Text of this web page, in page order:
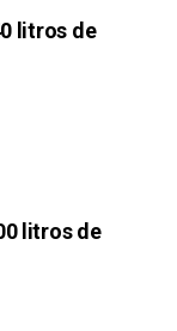
litros de
litros de